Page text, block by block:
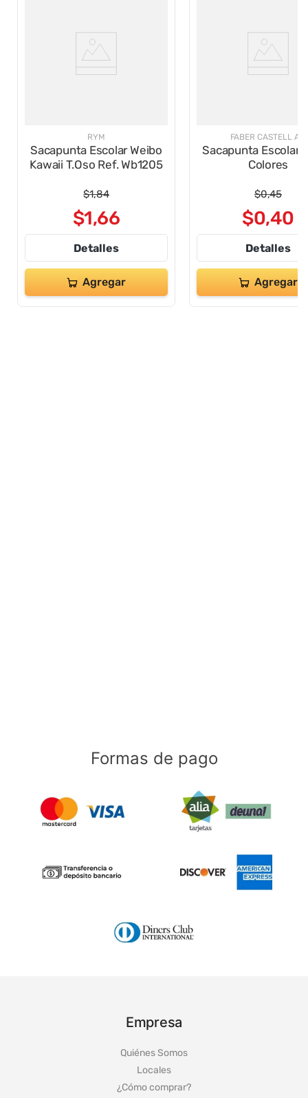
RYM
Sacapunta Escolar Weibo
Kawaii T.Oso Ref. Wb1205
$1,84
$1,66
Detalles
Agregar
FABER CASTELL AL.
Sacapunta Escolar
Colores
$0,45
$0,40
Detalles
Agregar
Formas de pago
Empresa
Quiénes Somos
Locales
¿Cómo comprar?